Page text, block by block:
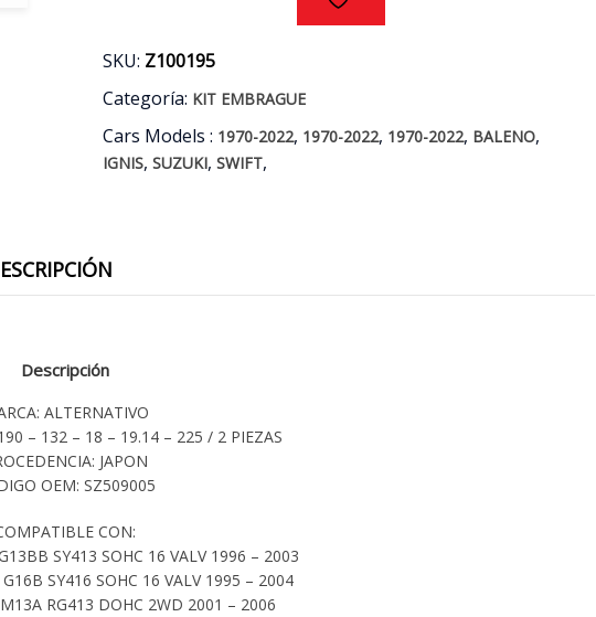
SKU: Z100195
Categoría: KIT EMBRAGUE
Cars Models : 1970-2022, 1970-2022, 1970-2022, BALENO,
IGNIS,SUZUKI,SWIFT,
Descripción
ALTERNATIVO
– 132 – 18 – 19.14 – 225 / 2 PIEZAS
JAPON
OEM: SZ509005
CON:
SY413 SOHC 16 VALV 1996 – 2003
SY416 SOHC 16 VALV 1995 – 2004
RG413 DOHC 2WD 2001 – 2006